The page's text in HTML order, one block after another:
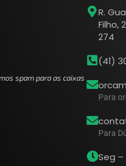
spam para as caixas
R.
Filho,
274
(41)
Para
Para
Seg –